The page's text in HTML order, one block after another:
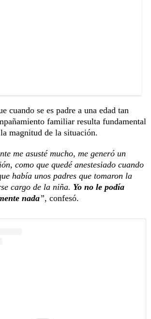
cuando se es padre a una edad tan
familiar resulta fundamental
magnitud de la situación.
me asusté mucho, me generó un
como que quedé anestesiado cuando
había unos padres que tomaron la
cargo de la niña. Yo no le podía
nada”, confesó.